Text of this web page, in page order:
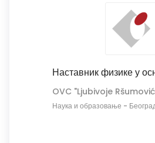
Наставник физике у
OVC "Ljubivoje
Наука и образовање -